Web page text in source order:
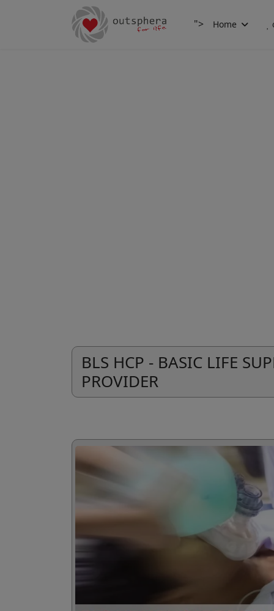
"> Home
BLS HCP - BASIC LIFE
PROVIDER